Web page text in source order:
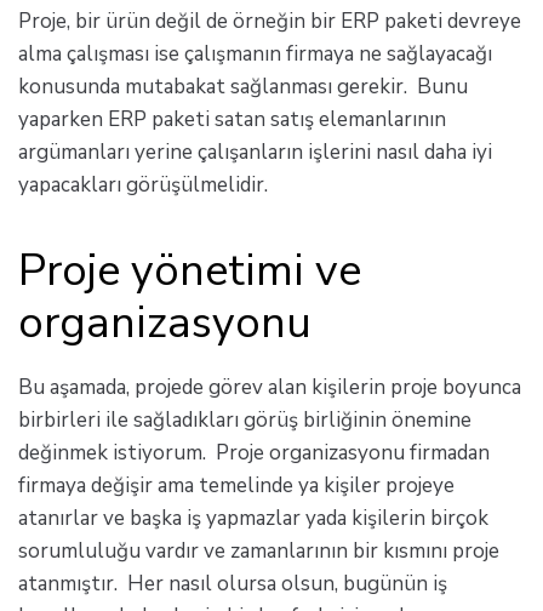
Proje, bir ürün değil de örneğin bir ERP paketi devreye
alma çalışması ise çalışmanın firmaya ne sağlayacağı
konusunda mutabakat sağlanması gerekir. Bunu
yaparken ERP paketi satan satış elemanlarının
argümanları yerine çalışanların işlerini nasıl daha iyi
yapacakları görüşülmelidir.
Proje yönetimi ve
organizasyonu
Bu aşamada, projede görev alan kişilerin proje boyunca
birbirleri ile sağladıkları görüş birliğinin önemine
değinmek istiyorum. Proje organizasyonu firmadan
firmaya değişir ama temelinde ya kişiler projeye
atanırlar ve başka iş yapmazlar yada kişilerin birçok
sorumluluğu vardır ve zamanlarının bir kısmını proje
atanmıştır. Her nasıl olursa olsun, bugünün iş